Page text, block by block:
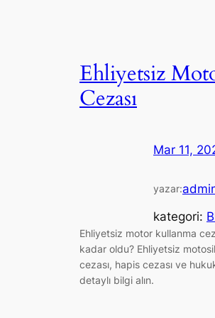
Ehliyetsiz
Cezası
Mar 11,
yazar:
kategori:
Ehliyetsiz motor kullanma
kadar oldu? Ehliyetsiz
cezası, hapis cezası ve
detaylı bilgi alın.